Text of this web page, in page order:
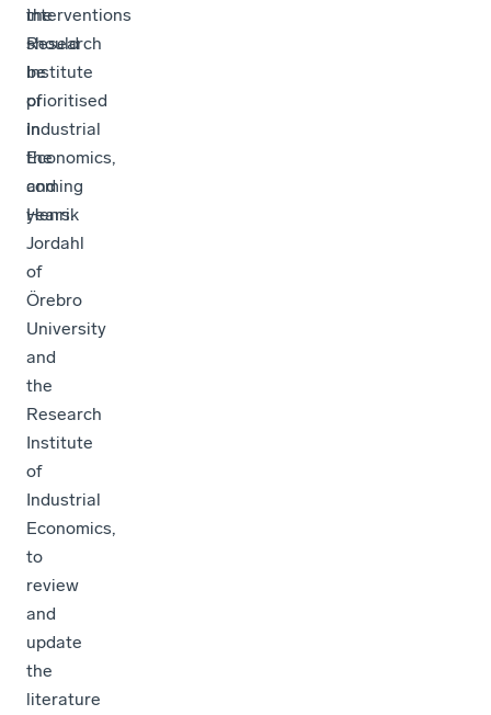
the
Research
Institute
of
Industrial
Economics,
and
Henrik
Jordahl
of
Örebro
University
and
the
Research
Institute
of
Industrial
Economics,
to
review
and
update
the
literature
interventions
should
be
prioritised
in
the
coming
years.